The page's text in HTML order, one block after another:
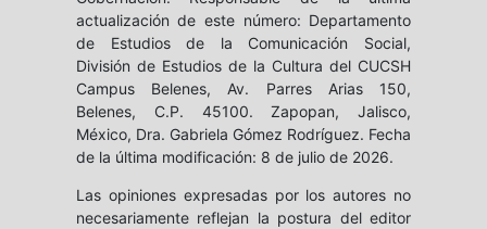
actualización de este número: Departamento
de Estudios de la Comunicación Social,
División de Estudios de la Cultura del CUCSH
Campus Belenes, Av. Parres Arias 150,
Belenes, C.P. 45100. Zapopan, Jalisco,
México, Dra. Gabriela Gómez Rodríguez. Fecha
de la última modificación: 8 de julio de 2026.
Las opiniones expresadas por los autores no
necesariamente reflejan la postura del editor